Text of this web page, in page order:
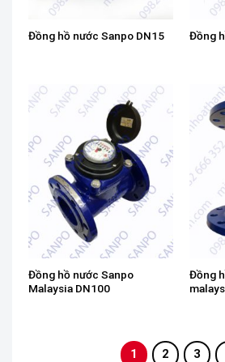
Đồng hồ nước Sanpo DN15 Đồng
Đồng hồ nước Sanpo
Malaysia DN100
Đồng
1 2 3